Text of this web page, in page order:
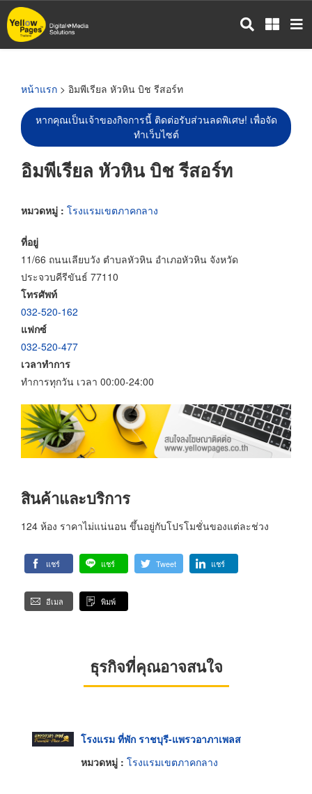
ข้าม
ไป
หน้าแรก > อิมพีเรียล หัวหิน บิช รีสอร์ท
หากคุณเป็นเจ้าของกิจการนี้ ติดต่อรับส่วนลดพิเศษ! เพื่อจัด
ทำเว็บไซต์
อิมพีเรียล หัวหิน บิช รีสอร์ท
หมวดหมู่ : โรงแรมเขตภาคกลาง
ที่อยู่
11/66 ถนนเลียบวัง ตำบลหัวหิน อำเภอหัวหิน จังหวัด
ประจวบคีรีขันธ์ 77110
โทรศัพท์
032-520-162
แฟกซ์
032-520-477
เวลาทำการ
ทำการทุกวัน เวลา 00:00-24:00
สินค้าและบริการ
124 ห้อง ราคาไม่แน่นอน ขึ้นอยู่กับโปรโมชั่นของแต่ละช่วง
แชร์ แชร์ Tweet แชร์
อีเมล พิมพ์
ธุรกิจที่คุณอาจสนใจ
โรงแรม ที่พัก ราชบุรี-แพรวอาภาเพลส
หมวดหมู่ : โรงแรมเขตภาคกลาง